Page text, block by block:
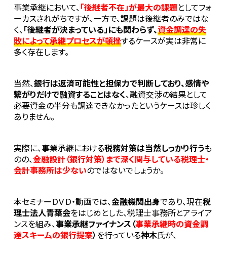
事業承継において、 「後継者不在」が最大の課題としてフォ
ーカスされがちですが、一方で、課題は後継者のみではな
く、 「後継者が決まっている」にも関わらず、資金調達の失
敗によって承継プロセスが頓挫するケースが実は非常に
多く存在します。
当然、銀行は返済可能性と担保力で判断しており、感情や
繋がりだけで融資することはなく、融資交渉の結果として
必要資金の半分も調達できなかったというケースは珍しく
ありません。
実際に、事業承継における税務対策は当然しっかり行うも
のの、金融設計（銀行対策）まで深く関与している税理士・
会計事務所は少ないのではないでしょうか。
本セミナーＤＶＤ・動画では、金融機関出身であり、現在税
理士法人青葉会をはじめとした、税理士事務所とアライア
ンスを組み、事業承継ファイナンス（事業承継時の資金調
達スキームの銀行提案） を行っている神木氏が、